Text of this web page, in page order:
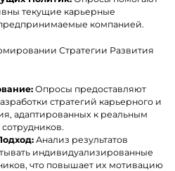
текущие карьерные
компанией.
Стратегии Развития
Опросы предоставляют
стратегий карьерного и
адаптированных к реальным
Анализ результатов
индивидуализированные
что повышает их мотивацию